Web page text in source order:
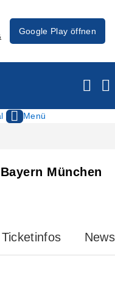
Google Play öffnen
Menü
München
Ticketinfos News